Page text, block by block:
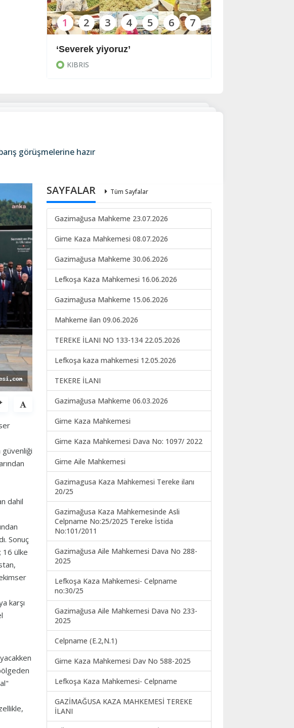
‘Severek yiyoruz’
KIBRIS
1 2 3 4 5 6 7
görüşmelerine hazır
güvenliği
dahil
Sonuç
16 ülke
karşı
SAYFALAR Tüm Sayfalar
Gazimağusa Mahkeme 23.07.2026
Girne Kaza Mahkemesi 08.07.2026
Gazimağusa Mahkeme 30.06.2026
Lefkoşa Kaza Mahkemesi 16.06.2026
Gazimağusa Mahkeme 15.06.2026
Mahkeme ilan 09.06.2026
TEREKE İLANI NO 133-134 22.05.2026
Lefkoşa kaza mahkemesi 12.05.2026
TEKERE İLANI
Gazimağusa Mahkeme 06.03.2026
Girne Kaza Mahkemesi
Girne Kaza Mahkemesi Dava No: 1097/ 2022
Girne Aile Mahkemesi
Gazimagusa Kaza Mahkemesi Tereke ilanı
20/25
Gazimağusa Kaza Mahkemesinde Asli
Celpname No:25/2025 Tereke İstida
No:101/2011
Gazimağusa Aile Mahkemesi Dava No 288-
2025
Lefkoşa Kaza Mahkemesi- Celpname
no:30/25
Gazimağusa Aile Mahkemesi Dava No 233-
2025
Celpname (E.2,N.1)
Girne Kaza Mahkemesi Dav No 588-2025
Lefkoşa Kaza Mahkemesi- Celpname
GAZİMAĞUSA KAZA MAHKEMESİ TEREKE
İLANI